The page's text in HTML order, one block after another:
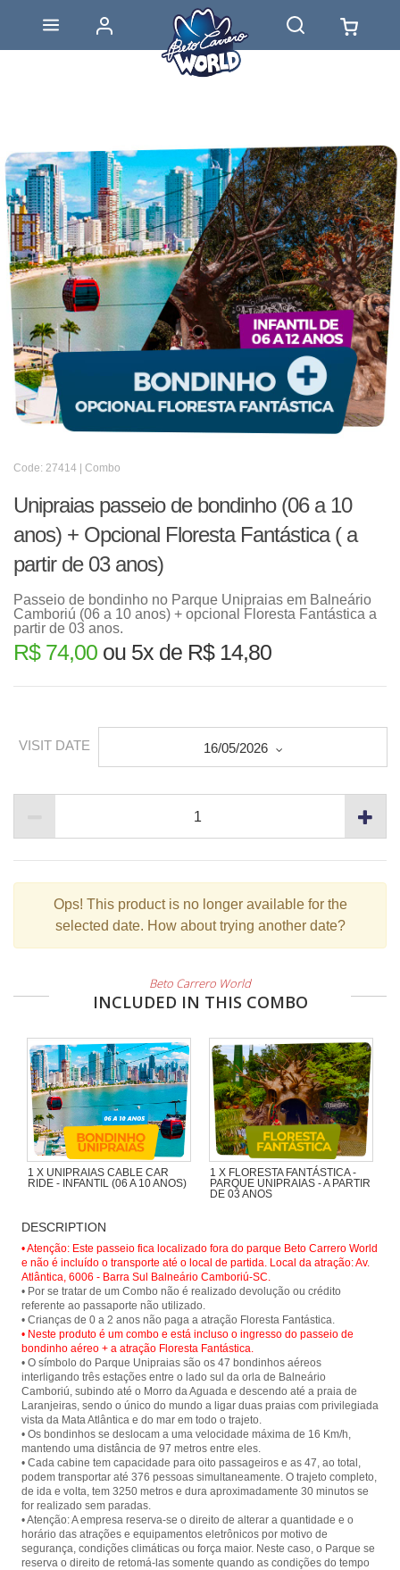
Code: 27414 | Combo
Unipraias passeio de bondinho (06 a 10
anos) + Opcional Floresta Fantástica ( a
partir de 03 anos)
Passeio de bondinho no Parque Unipraias em Balneário
Camboriú (06 a 10 anos) + opcional Floresta Fantástica a
partir de 03 anos.
R$ 74,00 ou 5x de R$ 14,80
VISIT DATE 16/05/2026
Ops! This product is no longer available for the
selected date. How about trying another date?
Beto Carrero World
INCLUDED IN THIS COMBO
1 X UNIPRAIAS CABLE CAR
RIDE - INFANTIL (06 A 10 ANOS)
panoramic view of the city and its
beautiful beaches.
1 X FLORESTA FANTÁSTICA -
PARQUE UNIPRAIAS - A PARTIR
DE 03 ANOS
DESCRIPTION
• Atenção: Este passeio fica localizado fora do parque Beto Carrero World
e não é incluído o transporte até o local de partida. Local da atração: Av.
Atlântica, 6006 - Barra Sul Balneário Camboriú-SC.
• Por se tratar de um Combo não é realizado devolução ou crédito
referente ao passaporte não utilizado.
• Neste produto é um combo e está incluso o ingresso do passeio de
bondinho aéreo + a atração Floresta Fantástica.
• O símbolo do Parque Unipraias são os 47 bondinhos aéreos
interligando três estações entre o lado sul da orla de Balneário
Camboriú, subindo até o Morro da Aguada e descendo até a praia de
Laranjeiras, sendo o único do mundo a ligar duas praias com privilegiada
vista da Mata Atlântica e do mar em todo o trajeto.
• Os bondinhos se deslocam a uma velocidade máxima de 16 Km/h,
mantendo uma distância de 97 metros entre eles.
• Cada cabine tem capacidade para oito passageiros e as 47, ao total,
podem transportar até 376 pessoas simultaneamente. O trajeto completo,
de ida e volta, tem 3250 metros e dura aproximadamente 30 minutos se
for realizado sem paradas.
• Atenção: A empresa reserva-se o direito de alterar a quantidade e o
horário das atrações e equipamentos eletrônicos por motivo de
segurança, condições climáticas ou força maior. Neste caso, o Parque se
reserva o direito de retomá-las somente quando as condições do tempo